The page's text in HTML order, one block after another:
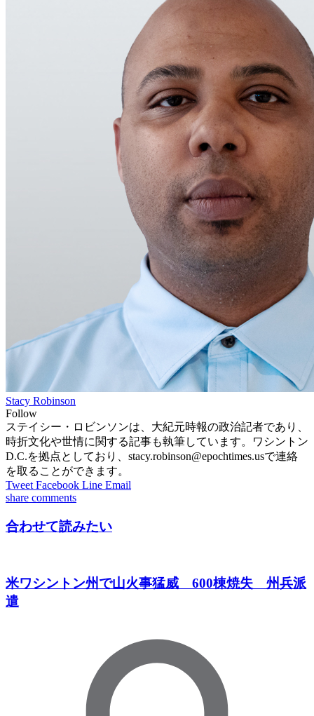
Stacy Robinson
Follow
ステイシー・ロビンソンは、大紀元時報の政治記者であり、
時折文化や世情に関する記事も執筆しています。ワシントン
D.C.を拠点としており、stacy.robinson@epochtimes.usで連絡
を取ることができます。
Tweet Facebook Line Email
share comments
合わせて読みたい
米ワシントン州で山火事猛威 600棟焼失 州兵派
遣